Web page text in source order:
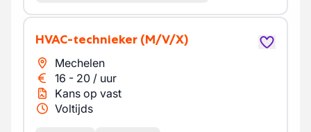
HVAC-technieker (M/V/X)
Mechelen
16 - 20 / uur
Kans op vast
Voltijds